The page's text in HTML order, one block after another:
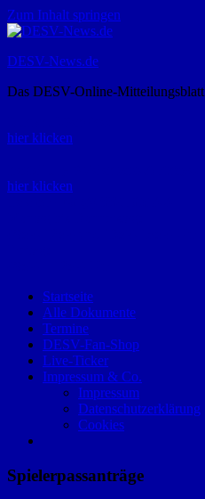
Zum Inhalt springen
DESV-News.de
Das DESV-Online-Mitteilungsblatt
hier klicken
hier klicken
Startseite
Alle Dokumente
Termine
DESV-Fan-Shop
Live-Ticker
Impressum & Co.
Impressum
Datenschutzerklärung
Cookies
Spielerpassanträge